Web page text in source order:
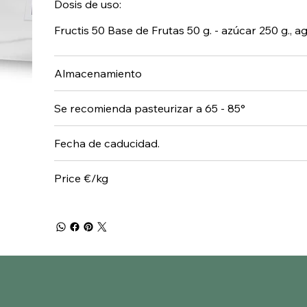
Dosis de uso:
Fructis 50 Base de Frutas 50 g. - azúcar 250 g.,
Almacenamiento
Se recomienda pasteurizar a 65 - 85°
Fecha de caducidad.
Price €/kg